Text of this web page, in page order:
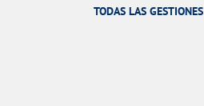
TODAS LAS GESTIONES